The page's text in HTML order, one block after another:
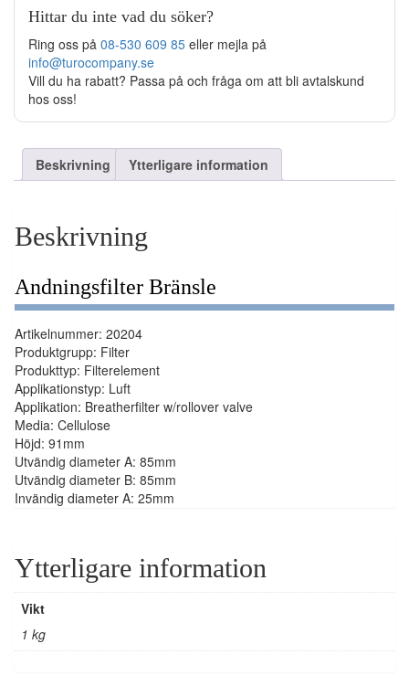
Hittar du inte vad du söker?
Ring oss på 08-530 609 85 eller mejla på
info@turocompany.se
Vill du ha rabatt? Passa på och fråga om att bli avtalskund
hos oss!
Beskrivning Ytterligare information
Beskrivning
Andningsfilter Bränsle
Artikelnummer: 20204
Produktgrupp: Filter
Produkttyp: Filterelement
Applikationstyp: Luft
Applikation: Breatherfilter w/rollover valve
Media: Cellulose
Höjd: 91mm
Utvändig diameter A: 85mm
Utvändig diameter B: 85mm
Invändig diameter A: 25mm
Ytterligare information
Vikt
1 kg